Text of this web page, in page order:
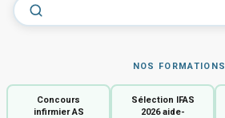
NOS FORMATIONS
Concours
infirmier AS
Sélection IFAS
2026 aide-